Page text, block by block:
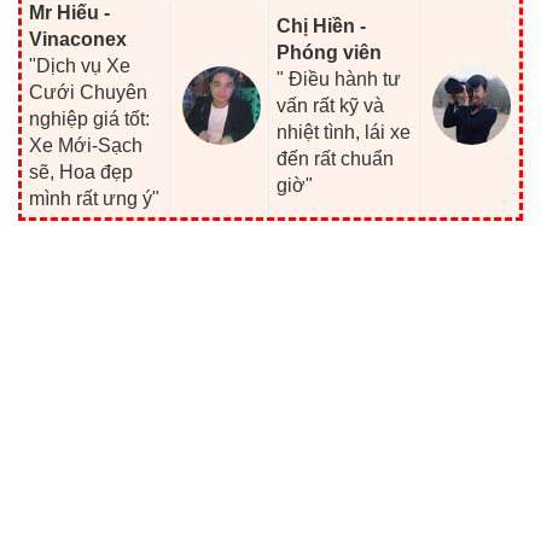
Mr Hiếu -
Vinaconex
"Dịch vụ Xe
Cưới Chuyên
nghiệp giá tốt:
Xe Mới-Sạch
sẽ, Hoa đẹp
mình rất ưng ý"
Chị Hiền -
Phóng viên
" Điều hành tư
vấn rất kỹ và
nhiệt tình, lái xe
đến rất chuẩn
giờ"